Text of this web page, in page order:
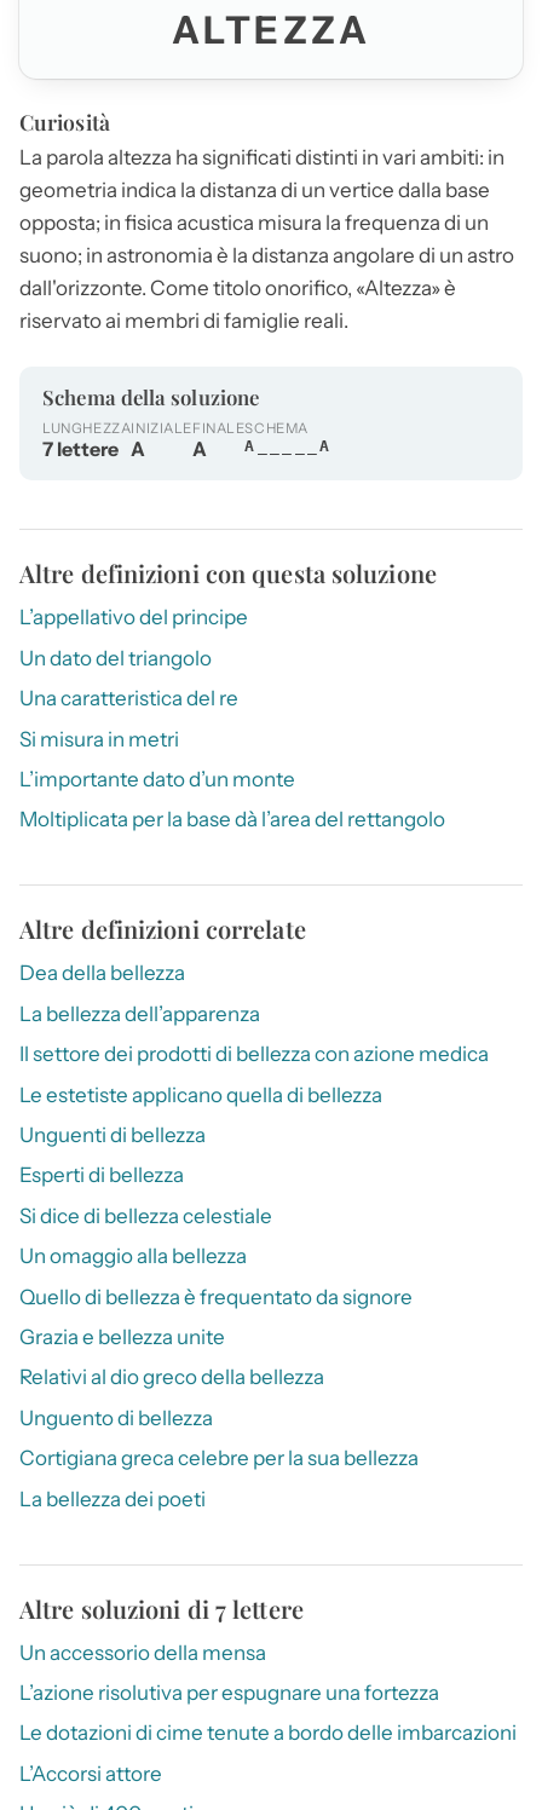
ALTEZZA
Curiosità
La parola altezza ha significati distinti in vari ambiti: in
geometria indica la distanza di un vertice dalla base
opposta; in fisica acustica misura la frequenza di un
suono; in astronomia è la distanza angolare di un astro
dall'orizzonte. Come titolo onorifico, «Altezza» è
riservato ai membri di famiglie reali.
Schema della soluzione
LUNGHEZZA
7 lettere
INIZIALE
A
FINALE
A
SCHEMA
A_____A
Altre definizioni con questa soluzione
L’appellativo del principe
Un dato del triangolo
Una caratteristica del re
Si misura in metri
L’importante dato d’un monte
Moltiplicata per la base dà l’area del rettangolo
Altre definizioni correlate
Dea della bellezza
La bellezza dell’apparenza
Il settore dei prodotti di bellezza con azione medica
Le estetiste applicano quella di bellezza
Unguenti di bellezza
Esperti di bellezza
Si dice di bellezza celestiale
Un omaggio alla bellezza
Quello di bellezza è frequentato da signore
Grazia e bellezza unite
Relativi al dio greco della bellezza
Unguento di bellezza
Cortigiana greca celebre per la sua bellezza
La bellezza dei poeti
Altre soluzioni di 7 lettere
Un accessorio della mensa
L’azione risolutiva per espugnare una fortezza
Le dotazioni di cime tenute a bordo delle imbarcazioni
L’Accorsi attore